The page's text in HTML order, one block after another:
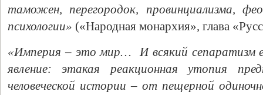
таможен, перегородок, провинциализма,
психологии» («Народная монархия», глава
«Империя – это мир… И всякий сепаратизм
явление: этакая реакционная утопия
человеческой истории – от пещерной